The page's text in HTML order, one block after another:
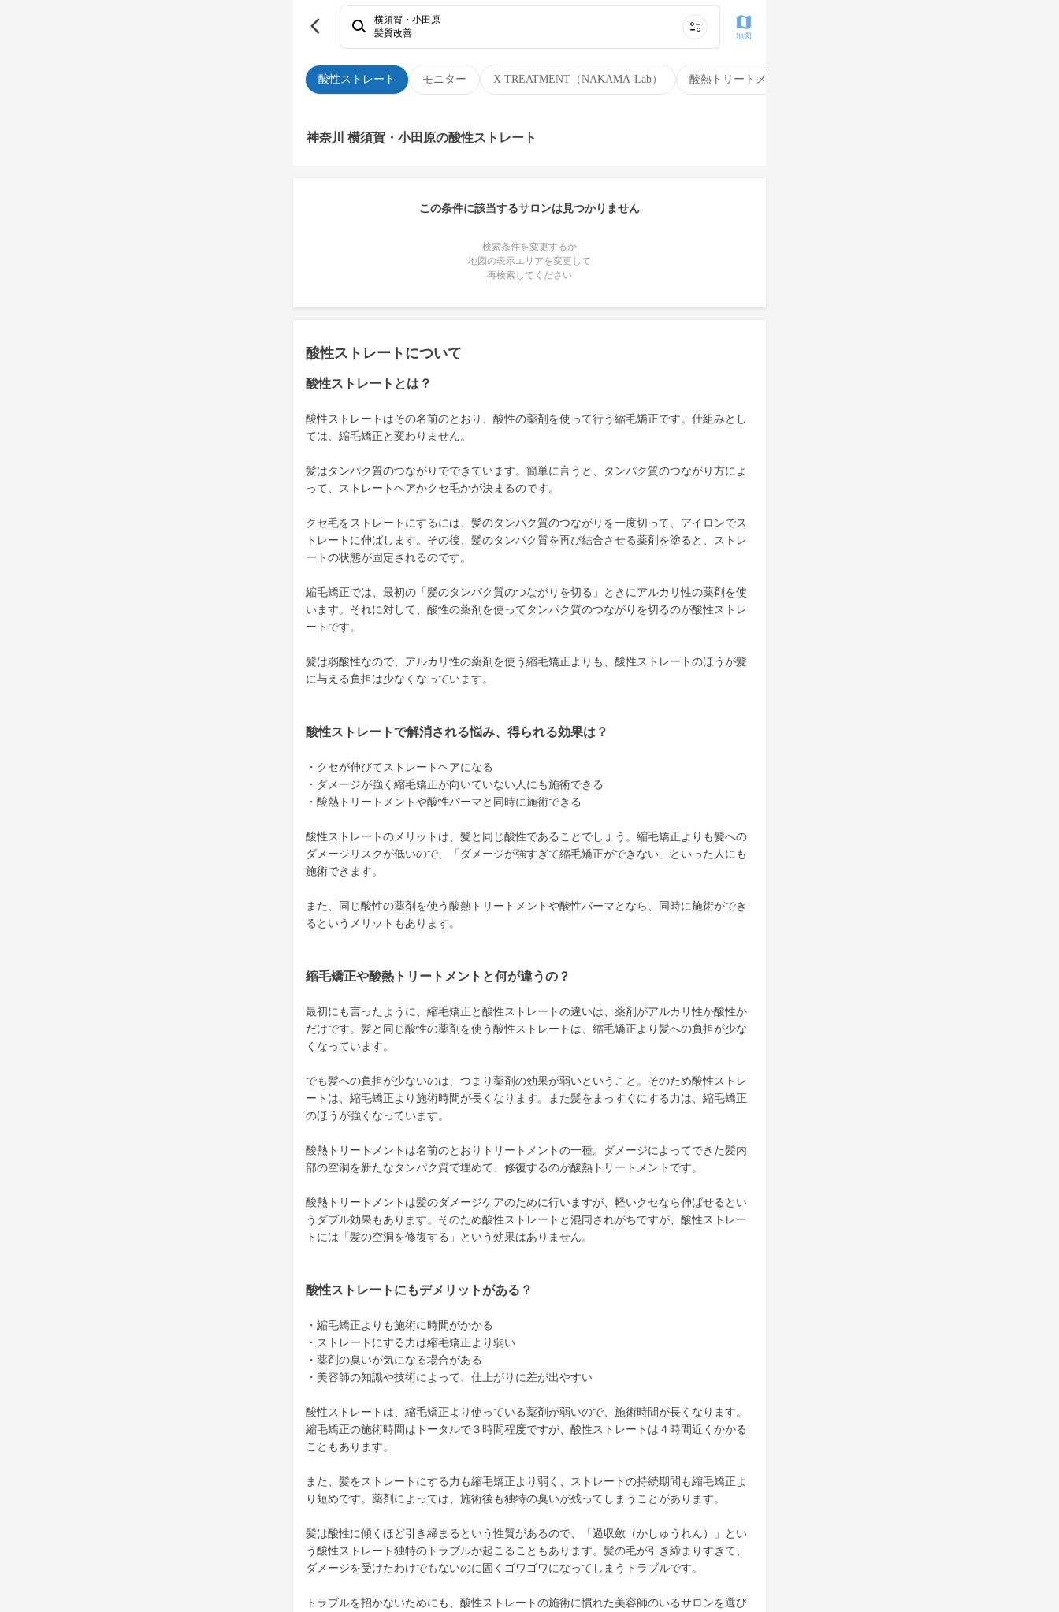
酸性ストレート モニター X TREATMENT（NAKAMA-Lab） 酸熱トリートメント
横須賀・小田原
髪質改善
地図
神奈川 横須賀・小田原の酸性ストレート
この条件に該当するサロンは見つかりません
検索条件を変更するか
地図の表示エリアを変更して
再検索してください
酸性ストレートについて
酸性ストレートとは？
酸性ストレートはその名前のとおり、酸性の薬剤を使って行う縮毛矯正です。仕組みとし
ては、縮毛矯正と変わりません。
髪はタンパク質のつながりでできています。簡単に言うと、タンパク質のつながり方によ
って、ストレートヘアかクセ毛かが決まるのです。
クセ毛をストレートにするには、髪のタンパク質のつながりを一度切って、アイロンでス
トレートに伸ばします。その後、髪のタンパク質を再び結合させる薬剤を塗ると、ストレ
ートの状態が固定されるのです。
縮毛矯正では、最初の「髪のタンパク質のつながりを切る」ときにアルカリ性の薬剤を使
います。それに対して、酸性の薬剤を使ってタンパク質のつながりを切るのが酸性ストレ
ートです。
髪は弱酸性なので、アルカリ性の薬剤を使う縮毛矯正よりも、酸性ストレートのほうが髪
に与える負担は少なくなっています。
酸性ストレートで解消される悩み、得られる効果は？
・クセが伸びてストレートヘアになる
・ダメージが強く縮毛矯正が向いていない人にも施術できる
・酸熱トリートメントや酸性パーマと同時に施術できる
酸性ストレートのメリットは、髪と同じ酸性であることでしょう。縮毛矯正よりも髪への
ダメージリスクが低いので、「ダメージが強すぎて縮毛矯正ができない」といった人にも
施術できます。
また、同じ酸性の薬剤を使う酸熱トリートメントや酸性パーマとなら、同時に施術ができ
るというメリットもあります。
縮毛矯正や酸熱トリートメントと何が違うの？
最初にも言ったように、縮毛矯正と酸性ストレートの違いは、薬剤がアルカリ性か酸性か
だけです。髪と同じ酸性の薬剤を使う酸性ストレートは、縮毛矯正より髪への負担が少な
くなっています。
でも髪への負担が少ないのは、つまり薬剤の効果が弱いということ。そのため酸性ストレ
ートは、縮毛矯正より施術時間が長くなります。また髪をまっすぐにする力は、縮毛矯正
のほうが強くなっています。
酸熱トリートメントは名前のとおりトリートメントの一種。ダメージによってできた髪内
部の空洞を新たなタンパク質で埋めて、修復するのが酸熱トリートメントです。
酸熱トリートメントは髪のダメージケアのために行いますが、軽いクセなら伸ばせるとい
うダブル効果もあります。そのため酸性ストレートと混同されがちですが、酸性ストレー
トには「髪の空洞を修復する」という効果はありません。
酸性ストレートにもデメリットがある？
・縮毛矯正よりも施術に時間がかかる
・ストレートにする力は縮毛矯正より弱い
・薬剤の臭いが気になる場合がある
・美容師の知識や技術によって、仕上がりに差が出やすい
酸性ストレートは、縮毛矯正より使っている薬剤が弱いので、施術時間が長くなります。
縮毛矯正の施術時間はトータルで３時間程度ですが、酸性ストレートは４時間近くかかる
こともあります。
また、髪をストレートにする力も縮毛矯正より弱く、ストレートの持続期間も縮毛矯正よ
り短めです。薬剤によっては、施術後も独特の臭いが残ってしまうことがあります。
髪は酸性に傾くほど引き締まるという性質があるので、「過収斂（かしゅうれん）」とい
う酸性ストレート独特のトラブルが起こることもあります。髪の毛が引き締まりすぎて、
ダメージを受けたわけでもないのに固くゴワゴワになってしまうトラブルです。
トラブルを招かないためにも、酸性ストレートの施術に慣れた美容師のいるサロンを選び